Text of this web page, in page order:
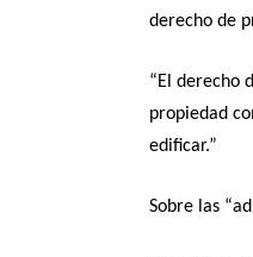
derecho de
“El derecho
propiedad
edificar.”
Sobre las